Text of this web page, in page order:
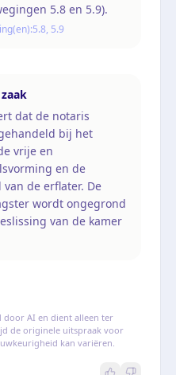
5.8 en 5.9).
5.8, 5.9
dat de notaris
bij het
vrije en
en de
de erflater. De
wordt ongegrond
van de kamer
door AI en dient alleen ter
de originele uitspraak voor
kan variëren.